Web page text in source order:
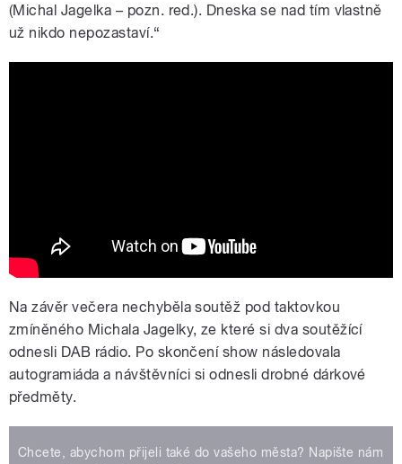
(Michal Jagelka – pozn. red.). Dneska se nad tím vlastně
už nikdo nepozastaví.“
Na závěr večera nechyběla soutěž pod taktovkou
zmíněného Michala Jagelky, ze které si dva soutěžící
odnesli DAB rádio. Po skončení show následovala
autogramiáda a návštěvníci si odnesli drobné dárkové
předměty.
Chcete, abychom přijeli také do vašeho města? Napište nám